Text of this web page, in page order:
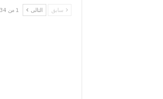
سابق التالى 1 من 6٬934